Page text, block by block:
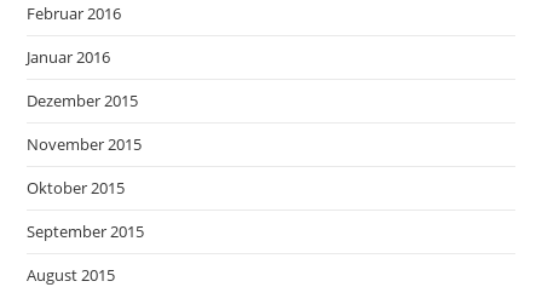
Februar 2016
Januar 2016
Dezember 2015
November 2015
Oktober 2015
September 2015
August 2015